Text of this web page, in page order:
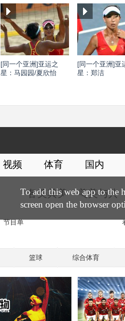
[同一个亚洲]亚运之
星：马园园/夏欣怡
[同一个亚洲]亚
星：郑洁
篮球 综合体育